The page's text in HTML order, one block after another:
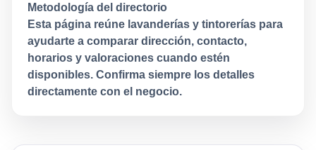
Metodología del directorio
Esta página reúne lavanderías y tintorerías para
ayudarte a comparar dirección, contacto,
horarios y valoraciones cuando estén
disponibles. Confirma siempre los detalles
directamente con el negocio.